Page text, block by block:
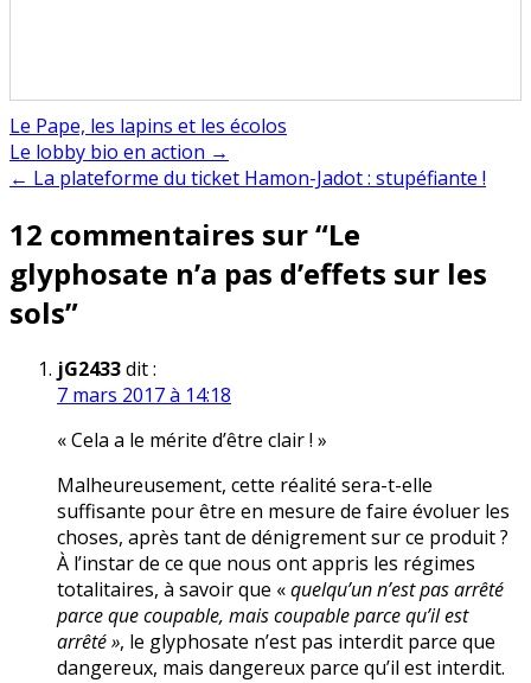
Le Pape, les lapins et les écolos
Navigation
de
l’article
Le lobby bio en action →
← La plateforme du ticket Hamon-Jadot : stupéfiante !
12 commentaires sur “Le
glyphosate n’a pas d’effets sur les
sols”
jG2433dit :
7 mars 2017 à 14:18
« Cela a le mérite d’être clair ! »
Malheureusement, cette réalité sera-t-elle
suffisante pour être en mesure de faire évoluer les
choses, après tant de dénigrement sur ce produit ?
À l’instar de ce que nous ont appris les régimes
totalitaires, à savoir que «quelqu’un n’est pas arrêté
parce que coupable, mais coupable parce qu’il est
arrêté », le glyphosate n’est pas interdit parce que
dangereux, mais dangereux parce qu’il est interdit.